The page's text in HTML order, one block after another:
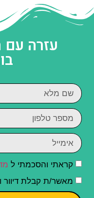
עזרה עם
קראתי והסכמתי ל
מאשר/ת קבלת דיוור